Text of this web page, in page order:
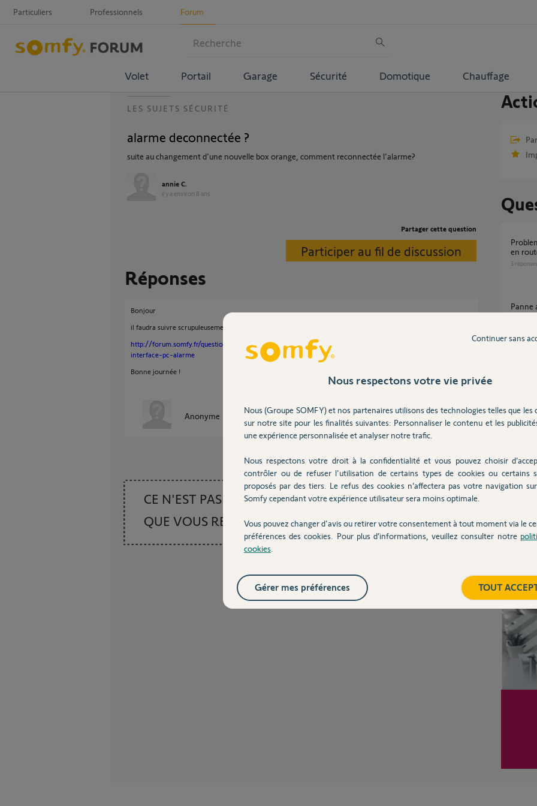
Particuliers Professionnels Forum
Volet Portail Garage Sécurité Domotique Chauffage
LES SUJETS SÉCURITÉ
alarme deconnectée ?
suite au changement d'une nouvelle box orange, comment reconnectée l'alarme?
annie C.
il y a environ 8 ans
Partager cette question
Participer au fil de discussion
Réponses
Bonjour
il faudra suivre scrupuleusement cette procédure:
http://forum.somfy.fr/questions/560538-suite-changement-box-adsl-arrive-connecter-
interface-pc-alarme
Bonne journée !
Anonyme il y a environ 8 ans
CE N'EST PAS CE
QUE VOUS RECHERCHEZ
probleme deconnexion alarme quand mise
en
3 réponses
Pilotage Alarme Link Advanced impossible en
mode
5réponses
Nous respectons votre vie privée
Nous (Groupe SOMFY) et nos partenaires utilisons des technologies telles que les
sur notre site pour les finalités suivantes: Personnaliser le contenu et les
une expérience personnalisée et analyser notre trafic.
Nous respectons votre droit à la confidentialité et vous pouvez choisir
contrôler ou de refuser l'utilisation de certains types de cookies ou certains
proposés par des tiers. Le refus des cookies n’affectera pas votre navigation
Somfy cependant votre expérience utilisateur sera moins optimale.
Vous pouvez changer d'avis ou retirer votre consentement à tout moment via le
préférences des cookies. Pour plus d’informations, veuillez consulter notre
cookies
Continuer sans
TOUT
Gérer mes préférences